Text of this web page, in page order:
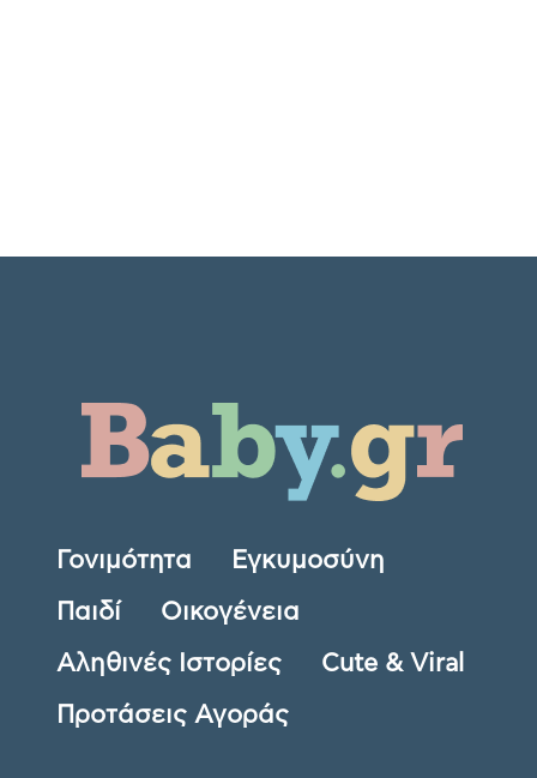
Γονιμότητα Εγκυμοσύνη
Παιδί Οικογένεια
Αληθινές Ιστορίες Cute & Viral
Προτάσεις Αγοράς